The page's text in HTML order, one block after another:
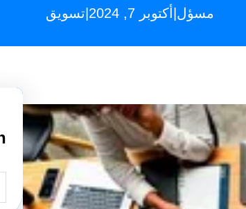
مسؤل أكتوبر 7, 2024 تسويق